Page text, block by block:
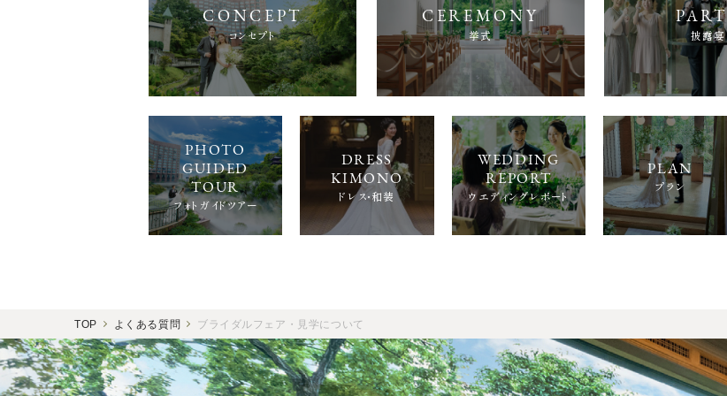
コンセプト 挙式 披露宴
フォトガイドツアー
ドレス・和装 ウエディングレポート
プラン
TOP よくある質問 ブライダルフェア・見学について